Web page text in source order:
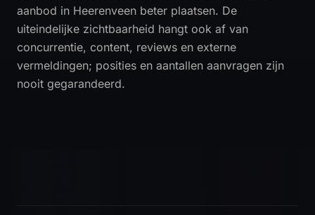
aanbod in Heerenveen beter plaatsen. De
uiteindelijke zichtbaarheid hangt ook af van
concurrentie, content, reviews en externe
vermeldingen; posities en aantallen aanvragen zijn
nooit gegarandeerd.